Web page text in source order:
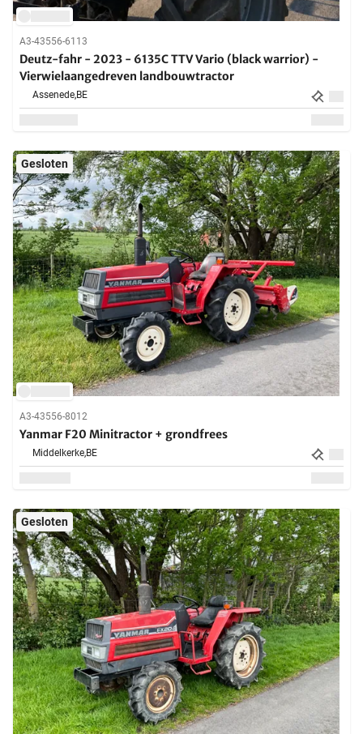
A3-43556-6113
Deutz-fahr - 2023 - 6135C TTV Vario (black warrior) -
Vierwielaangedreven landbouwtractor
Assenede,BE
Gesloten
A3-43556-8012
Yanmar F20 Minitractor + grondfrees
Middelkerke,BE
Gesloten